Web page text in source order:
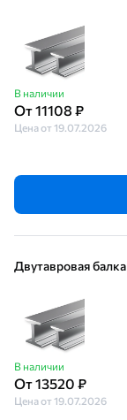
В наличии
От 11108 ₽
Цена от 19.07.2026
Двутавровая балка
В наличии
От 13520 ₽
Цена от 19.07.2026